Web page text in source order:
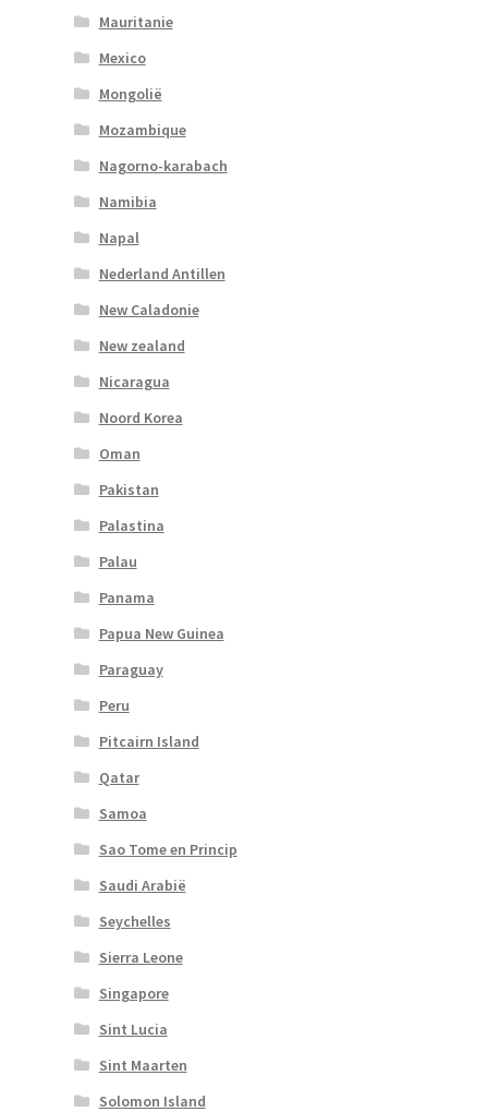
Mauritanie
Mexico
Mongolië
Mozambique
Nagorno-karabach
Namibia
Napal
Nederland Antillen
New Caladonie
New zealand
Nicaragua
Noord Korea
Oman
Pakistan
Palastina
Palau
Panama
Papua New Guinea
Paraguay
Peru
Pitcairn Island
Qatar
Samoa
Sao Tome en Princip
Saudi Arabië
Seychelles
Sierra Leone
Singapore
Sint Lucia
Sint Maarten
Solomon Island